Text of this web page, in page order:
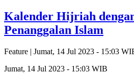
Kalender Hijriah
Penanggalan Islam
Feature | Jumat, 14 Jul 2023 - 15:03
Jumat, 14 Jul 2023 - 15:03 WIB